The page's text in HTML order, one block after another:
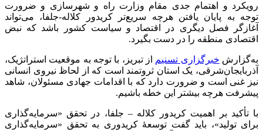
رویکرد و اهتمام جدی مقام وزارت راه و شهرسازی و ضرورت
توجه به پایان یافتن هرچه سریع‌تر کریدور کلاله-جلفا، می‌تواند
آغازگر فصل دیگری در اقتصاد و سیاست کشور باشد که نبض
اقتصادی منطقه را در دست بگیرد.
به‌گزارش خبرگزاری تسنیم از تبریز، با توجه به موقعیت استراتژیک،
آذربایجان‌شرقی، یک استان ثروتمند است که از لحاظ نیروی انسانی
نیز غنی است و ضرورت دارد که با اقدامات جهادی مسئولان، شاهد
پیشرفت هرچه بیشتر این خطه باشیم.
با تأکید بر اهمیت کریدور کلاله – جلفا، در تحقق «سرمایه‌گذاری
برای تولید»، باید گفت توسعهٔ کریدوری به تحقق «سرمایه‌گذاری